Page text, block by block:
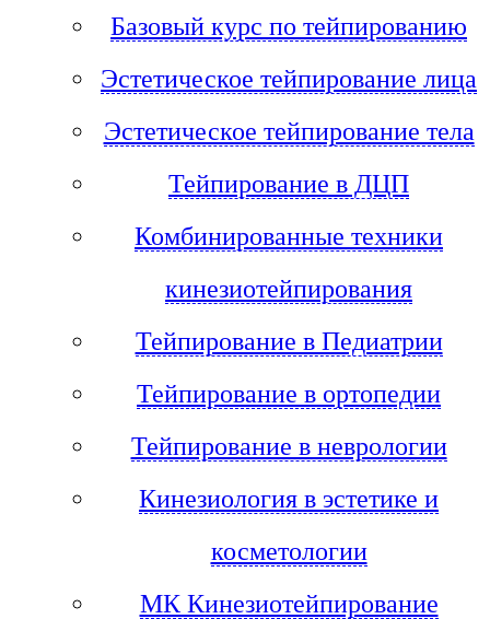
Базовый курс по тейпированию
Эстетическое тейпирование лица
Эстетическое тейпирование тела
Тейпирование в ДЦП
Комбинированные техники
кинезиотейпирования
Тейпирование в Педиатрии
Тейпирование в ортопедии
Тейпирование в неврологии
Кинезиология в эстетике и
косметологии
МК Кинезиотейпирование